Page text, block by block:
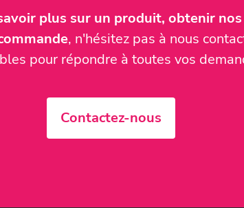
plus sur un produit, obtenir
, n'hésitez pas à nous
pour répondre à toutes vos
Contactez-nous